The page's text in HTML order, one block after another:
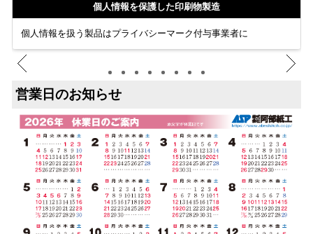
個人情報を保護した印刷物製造
個人情報を扱う製品はプライバシーマーク付与事業者に
営業日のお知らせ